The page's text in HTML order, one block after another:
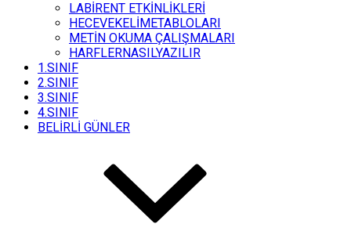
LABİRENT ETKİNLİKLERİ
HECEVEKELİMETABLOLARI
METİN OKUMA ÇALIŞMALARI
HARFLERNASILYAZILIR
1.SINIF
2.SINIF
3.SINIF
4.SINIF
BELİRLİ GÜNLER